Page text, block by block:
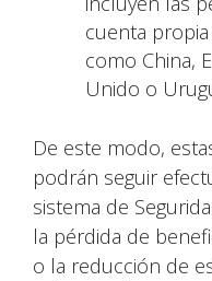
cuenta
como China,
Unido o
De este modo,
podrán seguir
sistema de
la pérdida de
o la reducción de